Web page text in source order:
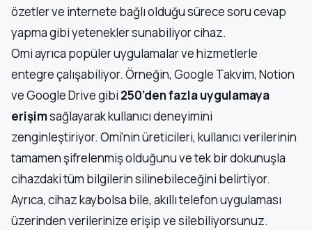
özetler ve internete bağlı olduğu sürece soru cevap
yapma gibi yetenekler sunabiliyor cihaz.
Omi ayrıca popüler uygulamalar ve hizmetlerle
entegre çalışabiliyor. Örneğin, Google Takvim, Notion
ve Google Drive gibi 250’den fazla uygulamaya
erişimsağlayarak kullanıcı deneyimini
zenginleştiriyor. Omi’nin üreticileri, kullanıcı verilerinin
tamamen şifrelenmiş olduğunu ve tek bir dokunuşla
cihazdaki tüm bilgilerin silinebileceğini belirtiyor.
Ayrıca, cihaz kaybolsa bile, akıllı telefon uygulaması
üzerinden verilerinize erişip ve silebiliyorsunuz.